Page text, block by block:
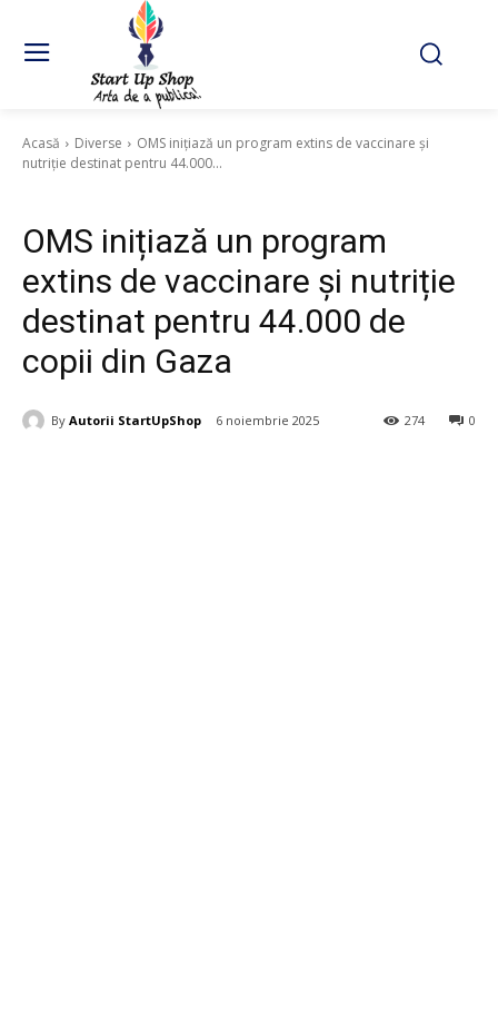
Acasă Diverse
OMS inițiază un program extins de vaccinare și
nutriție destinat pentru 44.000...
OMS inițiază un program
extins de vaccinare și nutriție
destinat pentru 44.000 de
copii din Gaza
By Autorii StartUpShop 6 noiembrie 2025 0
274